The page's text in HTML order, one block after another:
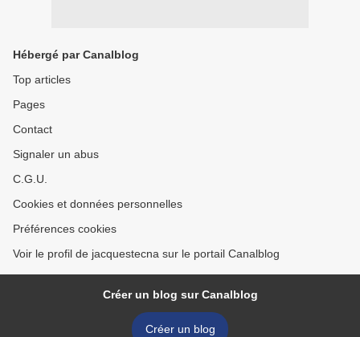
Hébergé par Canalblog
Top articles
Pages
Contact
Signaler un abus
C.G.U.
Cookies et données personnelles
Préférences cookies
Voir le profil de jacquestecna sur le portail Canalblog
Créer un blog sur Canalblog
Créer un blog